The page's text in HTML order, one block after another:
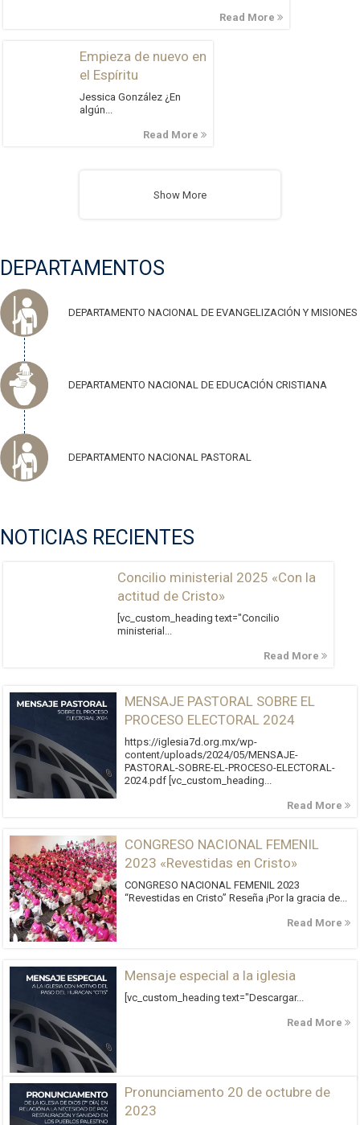
Read More
Empieza de nuevo en
el Espíritu
Jessica González ¿En
algún...
Read More
Show More
DEPARTAMENTOS
DEPARTAMENTO NACIONAL DE EVANGELIZACIÓN Y MISIONES
DEPARTAMENTO NACIONAL DE EDUCACIÓN CRISTIANA
DEPARTAMENTO NACIONAL PASTORAL
NOTICIAS RECIENTES
Concilio ministerial 2025 «Con la
actitud de Cristo»
[vc_custom_heading text="Concilio
ministerial...
Read More
MENSAJE PASTORAL SOBRE EL
PROCESO ELECTORAL 2024
https://iglesia7d.org.mx/wp-
content/uploads/2024/05/MENSAJE-
PASTORAL-SOBRE-EL-PROCESO-ELECTORAL-
2024.pdf [vc_custom_heading...
Read More
CONGRESO NACIONAL FEMENIL
2023 «Revestidas en Cristo»
CONGRESO NACIONAL FEMENIL 2023
“Revestidas en Cristo” Reseña ¡Por la gracia de...
Read More
Mensaje especial a la iglesia
[vc_custom_heading text="Descargar...
Read More
Pronunciamento 20 de octubre de
2023